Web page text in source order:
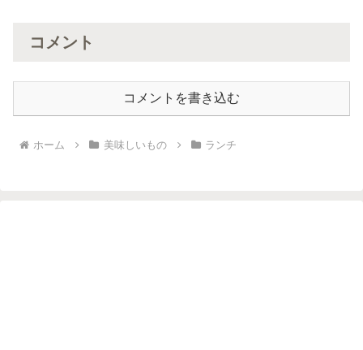
コメント
コメントを書き込む
ホーム 美味しいもの ランチ